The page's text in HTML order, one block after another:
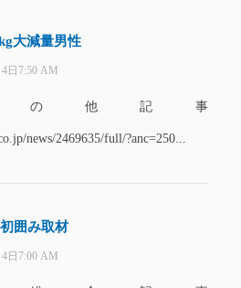
大減量男性
日7:50 AM
の他記事
news/2469635/full/?anc=250...
囲み取材
日7:00 AM